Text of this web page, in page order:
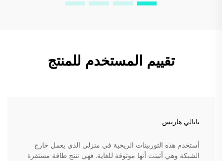
تقييم المستخدم للمنتج
ناتالي هاريس
أستخدم هذه التوربينات الريحية في منزلي الذي يعمل خارج
الشبكة وهي أثبتت أنها موثوقة للغاية. فهي تنتج طاقة مستقرة